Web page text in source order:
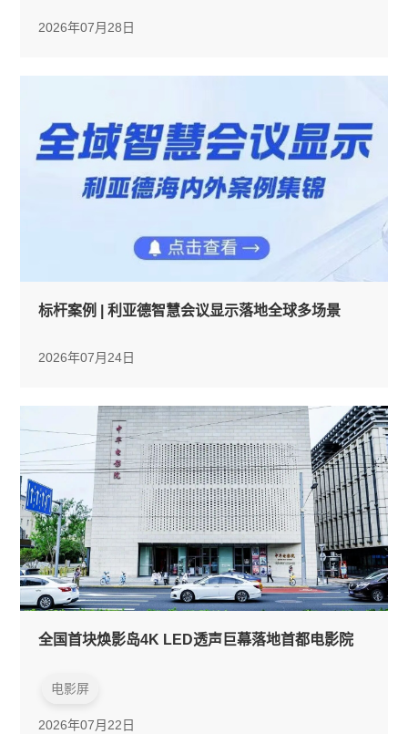
2026年07月28日
标杆案例 | 利亚德智慧会议显示落地全球多场景
2026年07月24日
全国首块焕影岛4K LED透声巨幕落地首都电影院
2026年07月22日
电影屏